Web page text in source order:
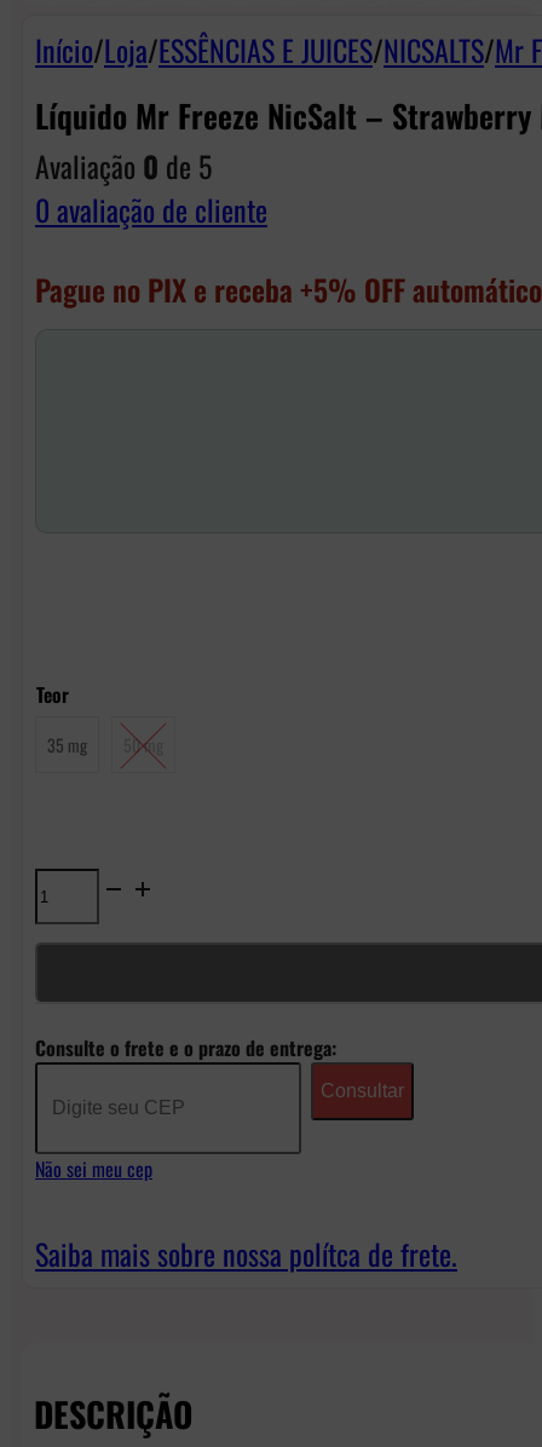
Início/Loja/ESSÊNCIAS E JUICES/NICSALTS/Mr
Líquido Mr Freeze NicSalt – Strawberry
Avaliação 0 de 5
0avaliação de cliente
Pague no PIX e receba +5% OFF
Teor
35 mg 50 mg
Líquido
Mr
-
Strawberry
Mango
Frost
quantidade
Consulte o frete e o prazo de entrega:
Consultar
Não sei meu cep
Saiba mais sobre nossa polítca de frete.
DESCRIÇÃO